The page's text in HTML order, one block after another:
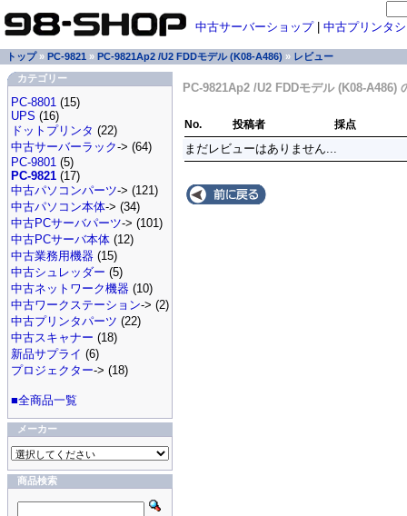
中古サーバーショップ| 中古プリンタ
トップ» PC-9821 » PC-9821Ap2 /U2 FDDモデル (K08-A486) » レビュー
カテゴリー
PC-8801 (15)
UPS (16)
ドットプリンタ (22)
中古サーバーラック-> (64)
PC-9801 (5)
PC-9821 (17)
中古パソコンパーツ-> (121)
中古パソコン本体-> (34)
中古PCサーバパーツ-> (101)
中古PCサーバ本体 (12)
中古業務用機器 (15)
中古シュレッダー (5)
中古ネットワーク機器 (10)
中古ワークステーション-> (2)
中古プリンタパーツ (22)
中古スキャナー (18)
新品サプライ (6)
プロジェクター-> (18)
■全商品一覧
メーカー
商品検索
PC-9821Ap2 /U2 FDDモデル (K08-A486)
No. 投稿者 採点
まだレビューはありません...